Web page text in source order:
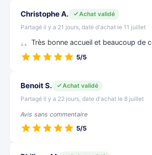
Christophe A.
Achat validé
Partagé il y a 21 jours, date d'achat le 11 juillet
Très bonne accueil et beaucoup de
5/5
Benoit S.
Achat validé
Partagé il y a 22 jours, date d'achat le 8 juillet
Avis sans commentaire
5/5